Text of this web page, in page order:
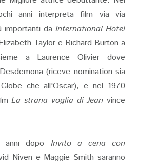
anni interpreta film via via
importanti da International Hotel
Taylor e Richard Burton a
a Laurence Olivier dove
(riceve nomination sia
che all'Oscar), e nel 1970
La strana voglia di Jean vince
anni dopo Invito a cena con
Niven e Maggie Smith saranno